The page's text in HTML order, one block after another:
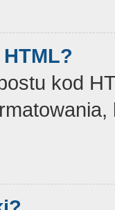
kod